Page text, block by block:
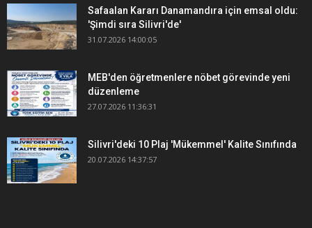
Safaalan Kararı Danamandıra için emsal oldu:
'Şimdi sıra Silivri'de'
31.07.2026 14:00:05
MEB'den öğretmenlere nöbet görevinde yeni
düzenleme
27.07.2026 11:36:31
Silivri'deki 10 Plaj 'Mükemmel' Kalite Sınıfında
20.07.2026 14:37:57